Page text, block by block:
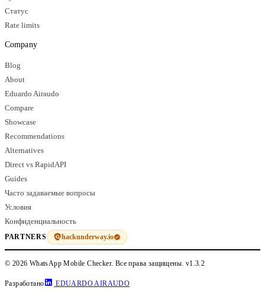
Статус
Rate limits
Company
Blog
About
Eduardo Airaudo
Compare
Showcase
Recommendations
Alternatives
Direct vs RapidAPI
Guides
Часто задаваемые вопросы
Условия
Конфиденциальность
PARTNERS hackunderway.io
© 2026 WhatsApp Mobile Checker. Все права защищены. v1.3.2
Разработано EDUARDO AIRAUDO